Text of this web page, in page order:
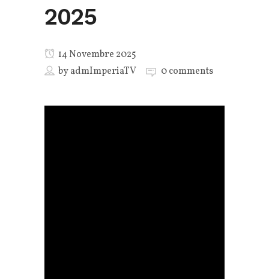
2025
14 Novembre 2025
byadmImperiaTV 0 comments